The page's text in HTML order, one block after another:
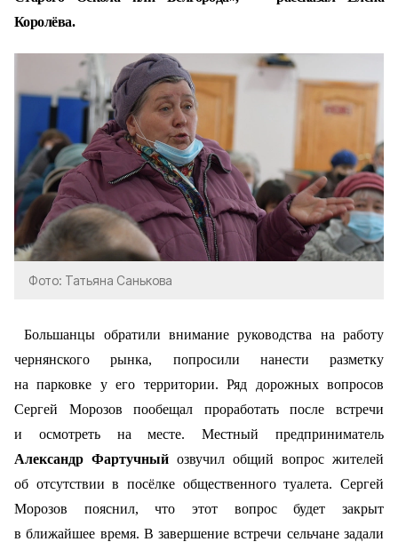
Королёва.
Фото: Татьяна Санькова
Большанцы обратили внимание руководства на работу
чернянского рынка, попросили нанести разметку
на парковке у его территории. Ряд дорожных вопросов
Сергей Морозов пообещал проработать после встречи
и осмотреть на месте. Местный предприниматель
Александр Фартучный озвучил общий вопрос жителей
об отсутствии в посёлке общественного туалета. Сергей
Морозов пояснил, что этот вопрос будет закрыт
в ближайшее время. В завершение встречи сельчане задали